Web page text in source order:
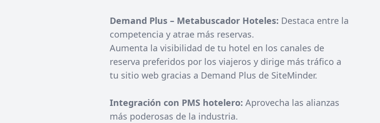
Demand Plus – Metabuscador Hoteles: Destaca entre la
competencia y atrae más reservas.
Aumenta la visibilidad de tu hotel en los canales de
reserva preferidos por los viajeros y dirige más tráfico a
tu sitio web gracias a Demand Plus de SiteMinder.
Integración con PMS hotelero: Aprovecha las alianzas
más poderosas de la industria.